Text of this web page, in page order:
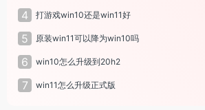
4 打游戏win10还是win11好
5 原装win11可以降为win10吗
6 win10怎么升级到20h2
7 win11怎么升级正式版